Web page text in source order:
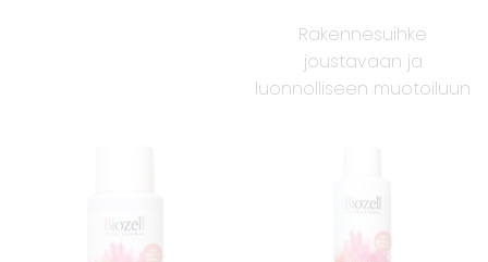
Rakennesuihke
joustavaan ja
luonnolliseen muotoiluun